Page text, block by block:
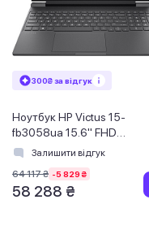
300₴ за відгук
Ноутбук HP Victus 15-
fb3058ua 15.6" FHD
IPS,300n/Ryzen 5-8645HS
4050, 6GB/DOS/Сірий
Залишити відгук
64 117 ₴ -5 829 ₴
58 288 ₴